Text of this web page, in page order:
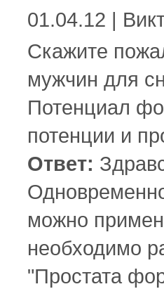
01.04.12 |
Скажите
мужчин для
Потенциал
потенции и
Ответ:
можно
необходимо
"Простата